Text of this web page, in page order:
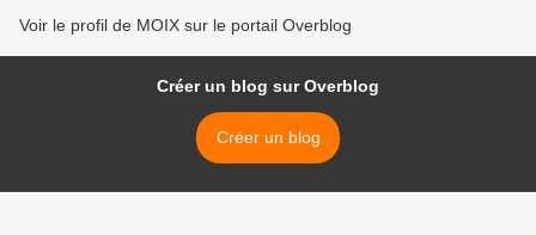
Voir le profil de MOIX sur le portail Overblog
Créer un blog sur Overblog
Créer un blog